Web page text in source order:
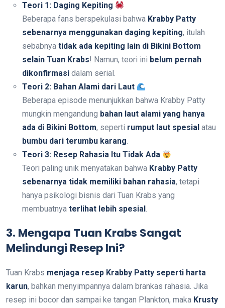
Teori 1: Daging Kepiting
Beberapa fans berspekulasi bahwa Krabby Patty
sebenarnya menggunakan daging kepiting, itulah
sebabnya tidak ada kepiting lain di Bikini Bottom
selain Tuan Krabs! Namun, teori ini belum pernah
dikonfirmasi dalam serial.
Teori 2: Bahan Alami dari Laut
Beberapa episode menunjukkan bahwa Krabby Patty
mungkin mengandung bahan laut alami yang hanya
ada di Bikini Bottom, seperti rumput laut spesial atau
bumbu dari terumbu karang.
Teori 3: Resep Rahasia Itu Tidak Ada
Teori paling unik menyatakan bahwa Krabby Patty
sebenarnya tidak memiliki bahan rahasia, tetapi
hanya psikologi bisnis dari Tuan Krabs yang
membuatnya terlihat lebih spesial.
3. Mengapa Tuan Krabs Sangat
Melindungi Resep Ini?
Tuan Krabs menjaga resep Krabby Patty seperti harta
karun, bahkan menyimpannya dalam brankas rahasia. Jika
resep ini bocor dan sampai ke tangan Plankton, maka Krusty